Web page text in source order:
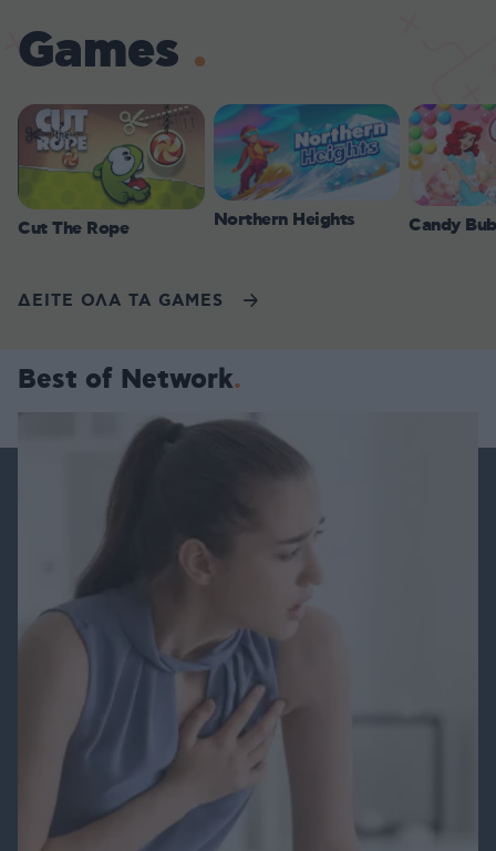
Games
Cut The Rope Northern Heights Candy
ΔΕΙΤΕ ΟΛΑ ΤΑ GAMES
Best of Network